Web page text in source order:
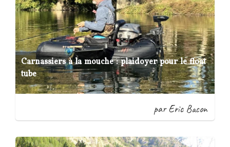
Carnassiers à la mouche : plaidoyer pour le float
tube
par Eric Bacon